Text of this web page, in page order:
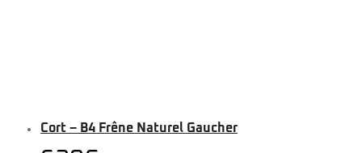
Cort – B4 Frêne Naturel Gaucher